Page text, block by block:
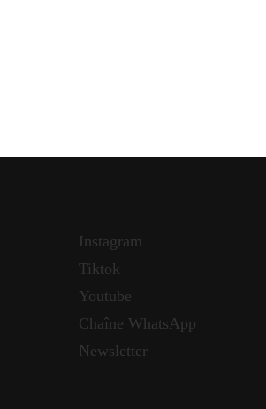
Instagram
Tiktok
Youtube
Chaîne WhatsApp
Newsletter